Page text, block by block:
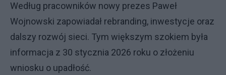
Według pracowników nowy prezes Paweł
Wojnowski zapowiadał rebranding, inwestycje oraz
dalszy rozwój sieci. Tym większym szokiem była
informacja z 30 stycznia 2026 roku o złożeniu
wniosku o upadłość.